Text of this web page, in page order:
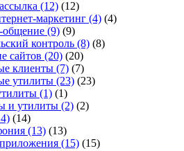
(12) (12)
маркетинг (4) (4)
(9) (9)
контроль (8) (8)
сайтов (20) (20)
клиенты (7) (7)
утилиты (23) (23)
(1) (1)
и утилиты (2) (2)
(14)
(13) (13)
(15) (15)